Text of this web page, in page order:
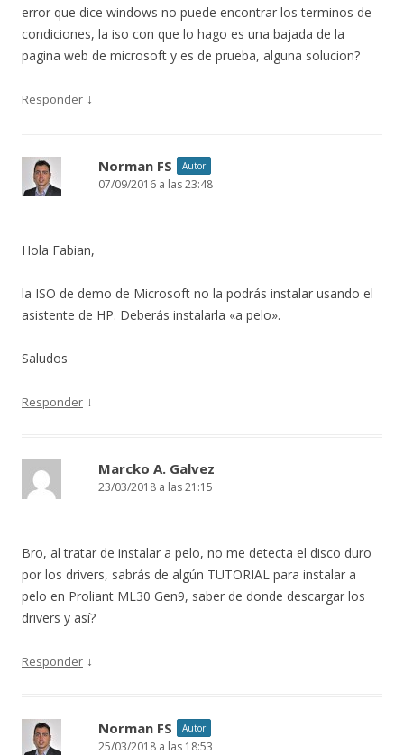
error que dice windows no puede encontrar los terminos de
condiciones, la iso con que lo hago es una bajada de la
pagina web de microsoft y es de prueba, alguna solucion?
Responder ↓
Norman FS Autor
07/09/2016 a las 23:48
Hola Fabian,
la ISO de demo de Microsoft no la podrás instalar usando el
asistente de HP. Deberás instalarla «a pelo».
Saludos
Responder ↓
Marcko A. Galvez
23/03/2018 a las 21:15
Bro, al tratar de instalar a pelo, no me detecta el disco duro
por los drivers, sabrás de algún TUTORIAL para instalar a
pelo en Proliant ML30 Gen9, saber de donde descargar los
drivers y así?
Responder ↓
Norman FS Autor
25/03/2018 a las 18:53